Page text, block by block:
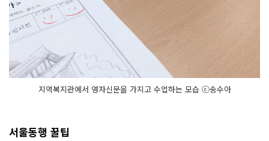
지역복지관에서 영자신문을 가지고 수업하는 모습 ⓒ송수아
서울동행 꿀팁